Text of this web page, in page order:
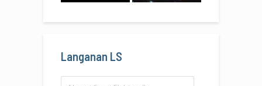
Langanan LS